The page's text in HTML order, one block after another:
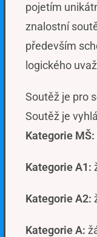
pojetím
znalostní
především
logického
Soutěž je pro
Soutěž je
Kategorie MŠ:
Kategorie A1:
Kategorie A2:
Kategorie A: